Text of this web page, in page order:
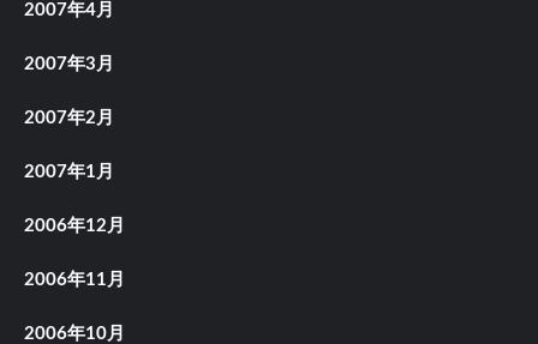
2007年4月
2007年3月
2007年2月
2007年1月
2006年12月
2006年11月
2006年10月